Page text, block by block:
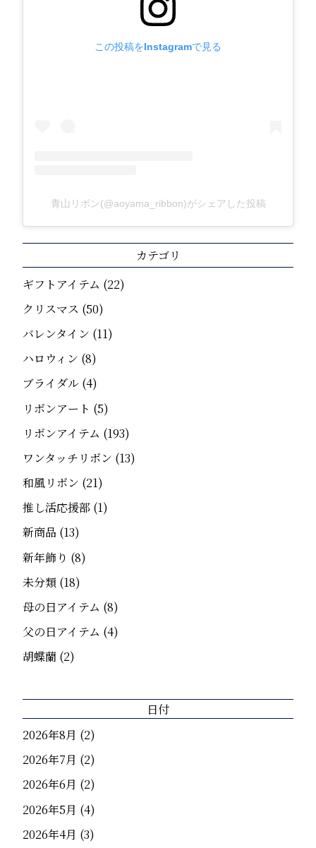
この投稿をInstagramで見る
青山リボン(@aoyama_ribbon)がシェアした投稿
カテゴリ
ギフトアイテム (22)
クリスマス (50)
バレンタイン (11)
ハロウィン (8)
ブライダル (4)
リボンアート (5)
リボンアイテム (193)
ワンタッチリボン (13)
和風リボン (21)
推し活応援部 (1)
新商品 (13)
新年飾り (8)
未分類 (18)
母の日アイテム (8)
父の日アイテム (4)
胡蝶蘭 (2)
日付
2026年8月 (2)
2026年7月 (2)
2026年6月 (2)
2026年5月 (4)
2026年4月 (3)